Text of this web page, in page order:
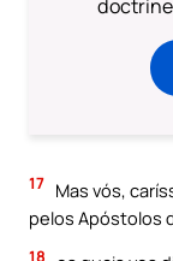
17 Mas vós,
pelos Apóstolos
18